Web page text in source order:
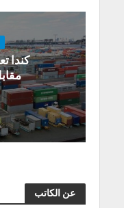
كندا
عن الكاتب